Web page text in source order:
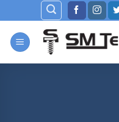
to
content